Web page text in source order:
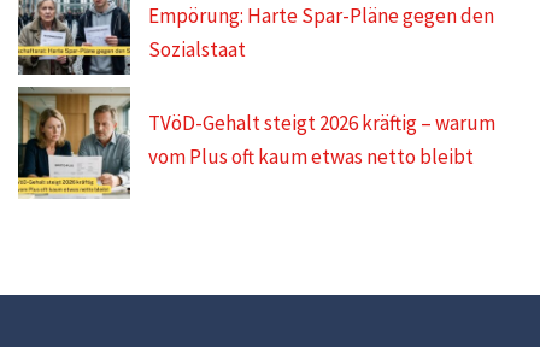
Empörung: Harte Spar-Pläne gegen den
Sozialstaat
TVöD-Gehalt steigt 2026 kräftig – warum
vom Plus oft kaum etwas netto bleibt